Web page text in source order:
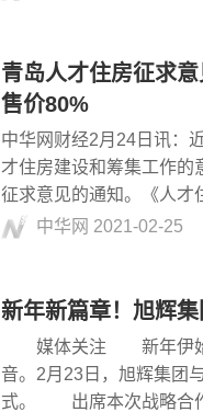
青岛人才住房征求
售价80%
中华网财经2月24日讯：
才住房建设和筹集工作的
征求意见的通知。《人才
中华网 2021-02-25
新年新篇章！旭辉
媒体关注 新年伊始，
音。2月23日，旭辉集团
式。 出席本次战略合